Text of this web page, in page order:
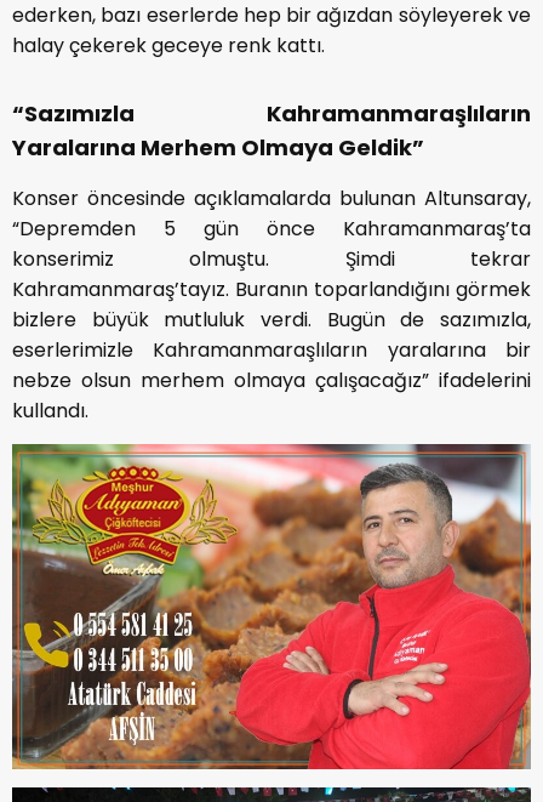
ederken, bazı eserlerde hep bir ağızdan söyleyerek ve
halay çekerek geceye renk kattı.
“Sazımızla Kahramanmaraşlıların
Yaralarına Merhem Olmaya Geldik”
Konser öncesinde açıklamalarda bulunan Altunsaray,
“Depremden 5 gün önce Kahramanmaraş’ta
konserimiz olmuştu. Şimdi tekrar
Kahramanmaraş’tayız. Buranın toparlandığını görmek
bizlere büyük mutluluk verdi. Bugün de sazımızla,
eserlerimizle Kahramanmaraşlıların yaralarına bir
nebze olsun merhem olmaya çalışacağız” ifadelerini
kullandı.